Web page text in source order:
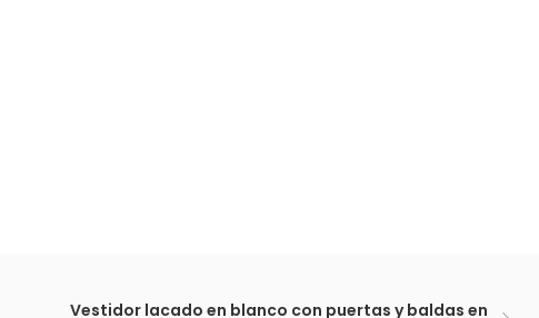
Vestidor lacado en blanco con puertas y baldas en